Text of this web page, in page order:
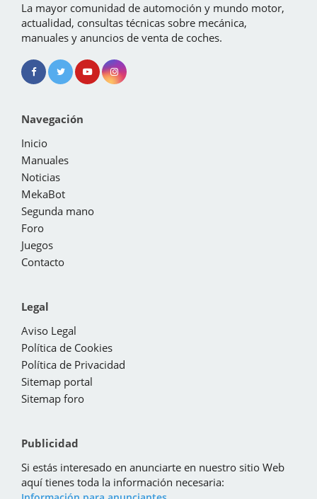
La mayor comunidad de automoción y mundo motor,
actualidad, consultas técnicas sobre mecánica,
manuales y anuncios de venta de coches.
Navegación
Inicio
Manuales
Noticias
MekaBot
Segunda mano
Foro
Juegos
Contacto
Legal
Aviso Legal
Política de Cookies
Política de Privacidad
Sitemap portal
Sitemap foro
Publicidad
Si estás interesado en anunciarte en nuestro sitio Web
aquí tienes toda la información necesaria: